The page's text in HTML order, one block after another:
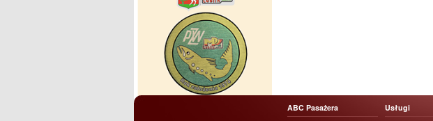
ABC Pasażera Usługi